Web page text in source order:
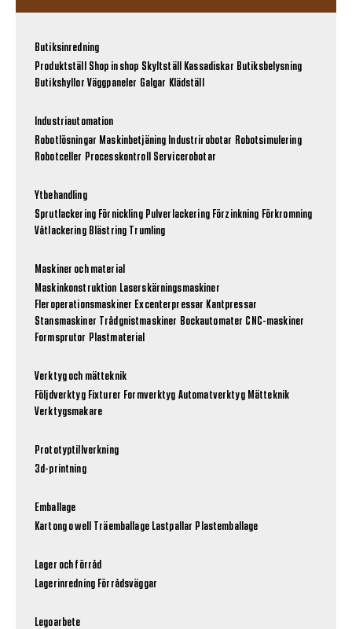
Butiksinredning
Produktställ
Shop in shop Skyltställ Kassadiskar Butiksbelysning
Butikshyllor Väggpaneler Galgar Klädställ
Industriautomation
Robotlösningar Maskinbetjäning Industrirobotar Robotsimulering
Robotceller Processkontroll Servicerobotar
Ytbehandling
Sprutlackering Förnickling Pulverlackering Förzinkning Förkromning
Våtlackering Blästring Trumling
Maskiner och material
Maskinkonstruktion Laserskärningsmaskiner
Fleroperationsmaskiner Excenterpressar Kantpressar
Stansmaskiner Trådgnistmaskiner Bockautomater CNC-maskiner
Formsprutor Plastmaterial
Verktyg och mätteknik
Följdverktyg Fixturer Formverktyg Automatverktyg Mätteknik
Verktygsmakare
Prototyptillverkning
3d-printning
Emballage
Kartong o well
Träemballage Lastpallar Plastemballage
Lager och förråd
Lagerinredning Förrådsväggar
Legoarbete